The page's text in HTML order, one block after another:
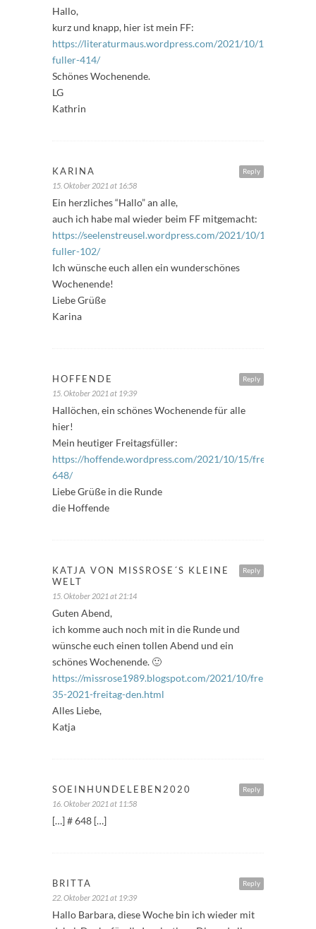
Hallo,
kurz und knapp, hier ist mein FF:
https://literaturmaus.wordpress.com/2021/10/15/freitags-
fuller-414/
Schönes Wochenende.
LG
Kathrin
Reply
KARINA
15. Oktober 2021 at 16:58
Ein herzliches “Hallo” an alle,
auch ich habe mal wieder beim FF mitgemacht:
https://seelenstreusel.wordpress.com/2021/10/15/freitags-
fuller-102/
Ich wünsche euch allen ein wunderschönes
Wochenende!
Liebe Grüße
Karina
Reply
HOFFENDE
15. Oktober 2021 at 19:39
Hallöchen, ein schönes Wochenende für alle
hier!
Mein heutiger Freitagsfüller:
https://hoffende.wordpress.com/2021/10/15/freitagsfuller-
648/
Liebe Grüße in die Runde
die Hoffende
Reply
KATJA VON MISSROSE´S KLEINE
WELT
15. Oktober 2021 at 21:14
Guten Abend,
ich komme auch noch mit in die Runde und
wünsche euch einen tollen Abend und ein
schönes Wochenende. 🙂
https://missrose1989.blogspot.com/2021/10/freitagfuller-
35-2021-freitag-den.html
Alles Liebe,
Katja
Reply
SOEINHUNDELEBEN2020
16. Oktober 2021 at 11:58
[…] # 648 […]
Reply
BRITTA
22. Oktober 2021 at 19:39
Hallo Barbara, diese Woche bin ich wieder mit